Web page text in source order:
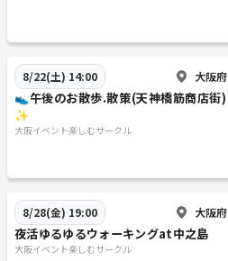
8/22(土) 14:00 大阪府
👟午後のお散歩.散策(天神橋筋商店街)
✨
大阪イベント楽しむサークル
8/28(金) 19:00 大阪府
夜活ゆるゆるウォーキングat中之島
大阪イベント楽しむサークル